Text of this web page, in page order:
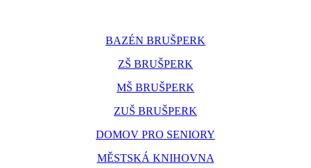
BAZÉN BRUŠPERK
ZŠ BRUŠPERK
MŠ BRUŠPERK
ZUŠ BRUŠPERK
DOMOV PRO SENIORY
MĚSTSKÁ KNIHOVNA